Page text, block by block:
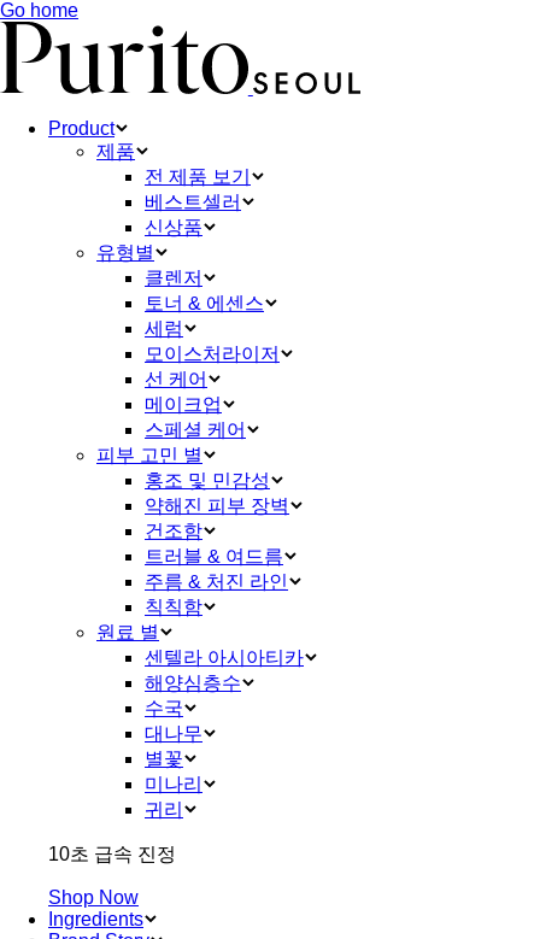
Go home
Product
제품
전 제품 보기
베스트셀러
신상품
유형별
클렌저
토너 & 에센스
세럼
모이스처라이저
선 케어
메이크업
스페셜 케어
피부 고민 별
홍조 및 민감성
약해진 피부 장벽
건조함
트러블 & 여드름
주름 & 처진 라인
칙칙함
원료 별
센텔라 아시아티카
해양심층수
수국
대나무
별꽃
미나리
귀리
10초 급속 진정
Shop Now
Ingredients